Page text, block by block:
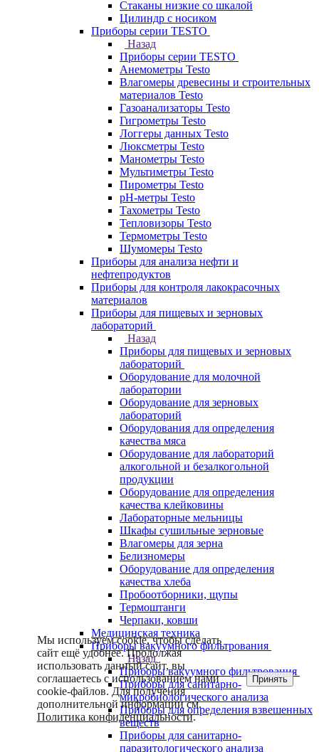
Стаканы низкие со шкалой
Цилиндр с носиком
Приборы серии TESTO
Назад
Приборы серии TESTO
Анемометры Testo
Влагомеры древесины и строительных
материалов Testo
Газоанализаторы Testo
Гигрометры Testo
Логгеры данных Testo
Люксметры Testo
Манометры Testo
Мультиметры Testo
Пирометры Testo
pH-метры Testo
Тахометры Testo
Тепловизоры Testo
Термометры Testo
Шумомеры Testo
Приборы для анализа нефти и
нефтепродуктов
Приборы для контроля лакокрасочных
материалов
Приборы для пищевых и зерновых
лабораторий
Назад
Приборы для пищевых и зерновых
лабораторий
Оборудование для молочной
лаборатории
Оборудование для зерновых
лабораторий
Оборудования для определения
качества мяса
Оборудование для лабораторий
алкогольной и безалкогольной
продукции
Оборудование для определения
качества клейковины
Лабораторные мельницы
Шкафы сушильные зерновые
Влагомеры для зерна
Белизномеры
Оборудование для определения
качества хлеба
Пробоотборники, щупы
Термоштанги
Черпаки, ковши
Медицинская техника
Приборы вакуумного фильтрования
Назад
Приборы вакуумного фильтрования
Приборы для санитарно-
микробиологического анализа
Приборы для определения взвешенных
веществ
Приборы для санитарно-
паразитологического анализа
Мы используем cookie, чтобы сделать
сайт ещё удобнее. Продолжая
использовать данный сайт, вы
соглашаетесь с использованием нами
cookie-файлов. Для получения
дополнительной информации см.
Политика конфиденциальности.
Принять